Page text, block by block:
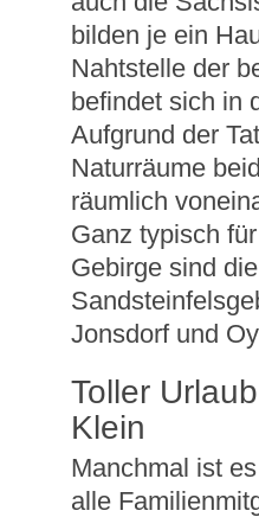
bilden je ein
Nahtstelle der
befindet sich in
Aufgrund der
Naturräume
räumlich
Ganz typisch
Gebirge sind die
Jonsdorf und
Toller
Klein
Manchmal ist
alle